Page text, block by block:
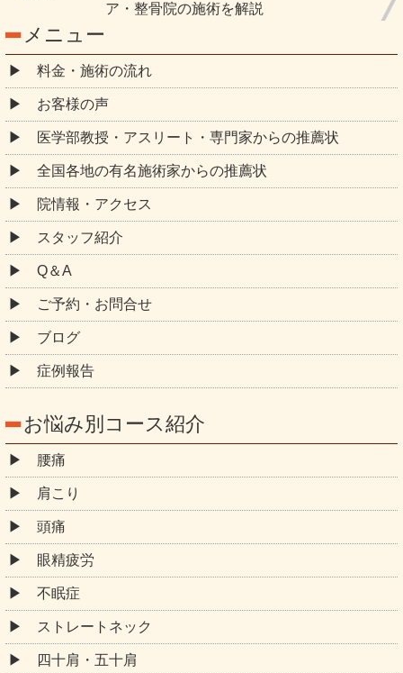
ア・整骨院の施術を解説
メニュー
料金・施術の流れ
お客様の声
医学部教授・アスリート・専門家からの推薦状
全国各地の有名施術家からの推薦状
院情報・アクセス
スタッフ紹介
Q＆A
ご予約・お問合せ
ブログ
症例報告
お悩み別コース紹介
腰痛
肩こり
頭痛
眼精疲労
不眠症
ストレートネック
四十肩・五十肩